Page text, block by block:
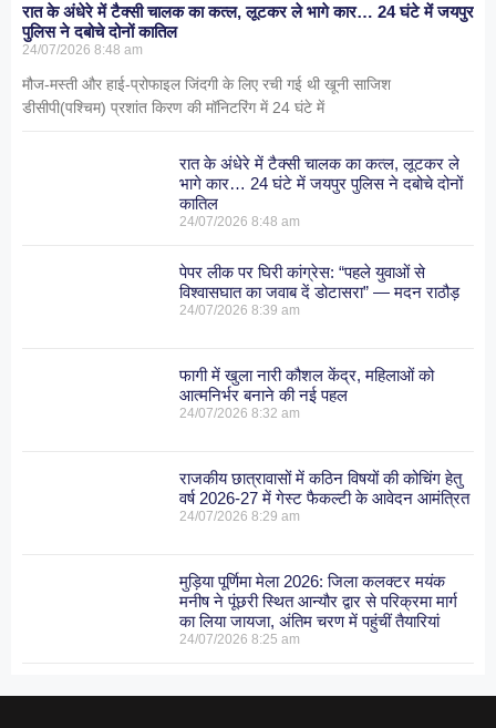
रात के अंधेरे में टैक्सी चालक का कत्ल, लूटकर ले भागे कार… 24 घंटे में जयपुर
पुलिस ने दबोचे दोनों कातिल
24/07/2026 8:48 am
मौज-मस्ती और हाई-प्रोफाइल जिंदगी के लिए रची गई थी खूनी साजिश
डीसीपी(पश्चिम) प्रशांत किरण की मॉनिटरिंग में 24 घंटे में
रात के अंधेरे में टैक्सी चालक का कत्ल, लूटकर ले
भागे कार… 24 घंटे में जयपुर पुलिस ने दबोचे दोनों
कातिल
24/07/20268:48 am
पेपर लीक पर घिरी कांग्रेस: “पहले युवाओं से
विश्वासघात का जवाब दें डोटासरा” — मदन राठौड़
24/07/20268:39 am
फागी में खुला नारी कौशल केंद्र, महिलाओं को
आत्मनिर्भर बनाने की नई पहल
24/07/20268:32 am
राजकीय छात्रावासों में कठिन विषयों की कोचिंग हेतु
वर्ष 2026-27 में गेस्ट फैकल्टी के आवेदन आमंत्रित
24/07/20268:29 am
मुड़िया पूर्णिमा मेला 2026: जिला कलक्टर मयंक
मनीष ने पूंछरी स्थित आन्यौर द्वार से परिक्रमा मार्ग
का लिया जायजा, अंतिम चरण में पहुंचीं तैयारियां
24/07/20268:25 am